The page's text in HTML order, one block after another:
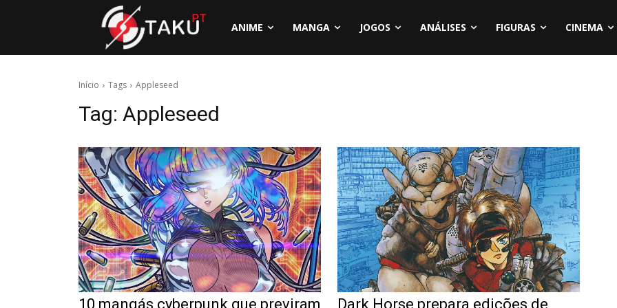
ANIME MANGA JOGOS ANÁLISES FIGURAS CINEMA
Início Tags Appleseed
Tag: Appleseed
10 mangás cyberpunk que previram
Dark Horse prepara edições de